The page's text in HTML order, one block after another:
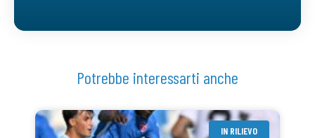
Potrebbe interessarti anche
IN RILIEVO